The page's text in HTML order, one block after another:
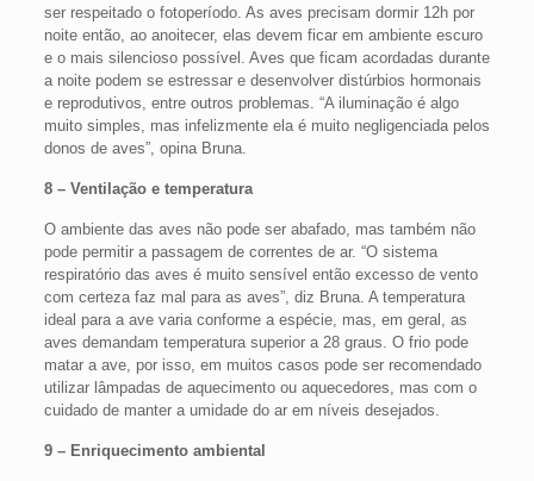
ser respeitado o fotoperíodo. As aves precisam dormir 12h por
noite então, ao anoitecer, elas devem ficar em ambiente escuro
e o mais silencioso possível. Aves que ficam acordadas durante
a noite podem se estressar e desenvolver distúrbios hormonais
e reprodutivos, entre outros problemas. “A iluminação é algo
muito simples, mas infelizmente ela é muito negligenciada pelos
donos de aves”, opina Bruna.
8 – Ventilação e temperatura
O ambiente das aves não pode ser abafado, mas também não
pode permitir a passagem de correntes de ar. “O sistema
respiratório das aves é muito sensível então excesso de vento
com certeza faz mal para as aves”, diz Bruna. A temperatura
ideal para a ave varia conforme a espécie, mas, em geral, as
aves demandam temperatura superior a 28 graus. O frio pode
matar a ave, por isso, em muitos casos pode ser recomendado
utilizar lâmpadas de aquecimento ou aquecedores, mas com o
cuidado de manter a umidade do ar em níveis desejados.
9 – Enriquecimento ambiental